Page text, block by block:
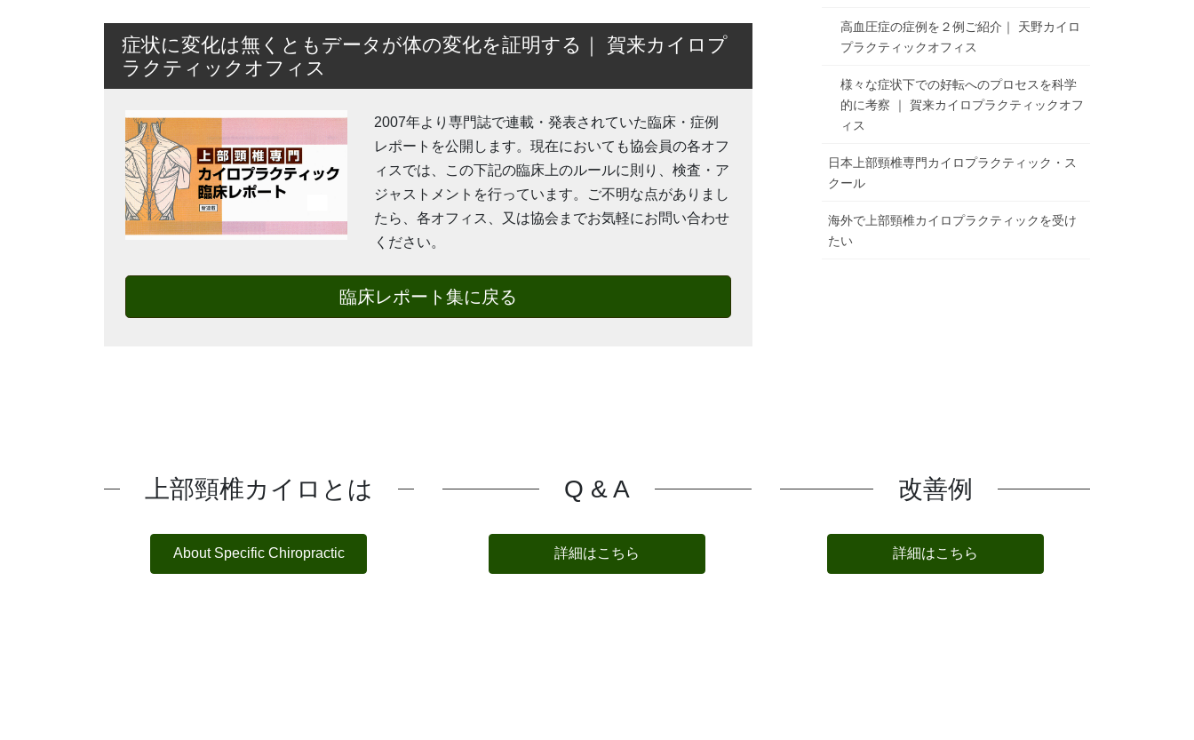
症状に変化は無くともデータが体の変化を証明する｜ 賀来カイロプ
ラクティックオフィス
2007年より専門誌で連載・発表されていた臨床・症例
レポートを公開します。現在においても協会員の各オフ
ィスでは、この下記の臨床上のルールに則り、検査・ア
ジャストメントを行っています。ご不明な点がありまし
たら、各オフィス、又は協会までお気軽にお問い合わせ
ください。
臨床レポート集に戻る
高血圧症の症例を２例ご紹介｜ 天野カイロ
プラクティックオフィス
様々な症状下での好転へのプロセスを科学
的に考察 ｜ 賀来カイロプラクティックオフ
ィス
日本上部頸椎専門カイロプラクティック・ス
クール
海外で上部頸椎カイロプラクティックを受け
たい
上部頸椎カイロとは
About Specific Chiropractic
Q & A
詳細はこちら
改善例
詳細はこちら